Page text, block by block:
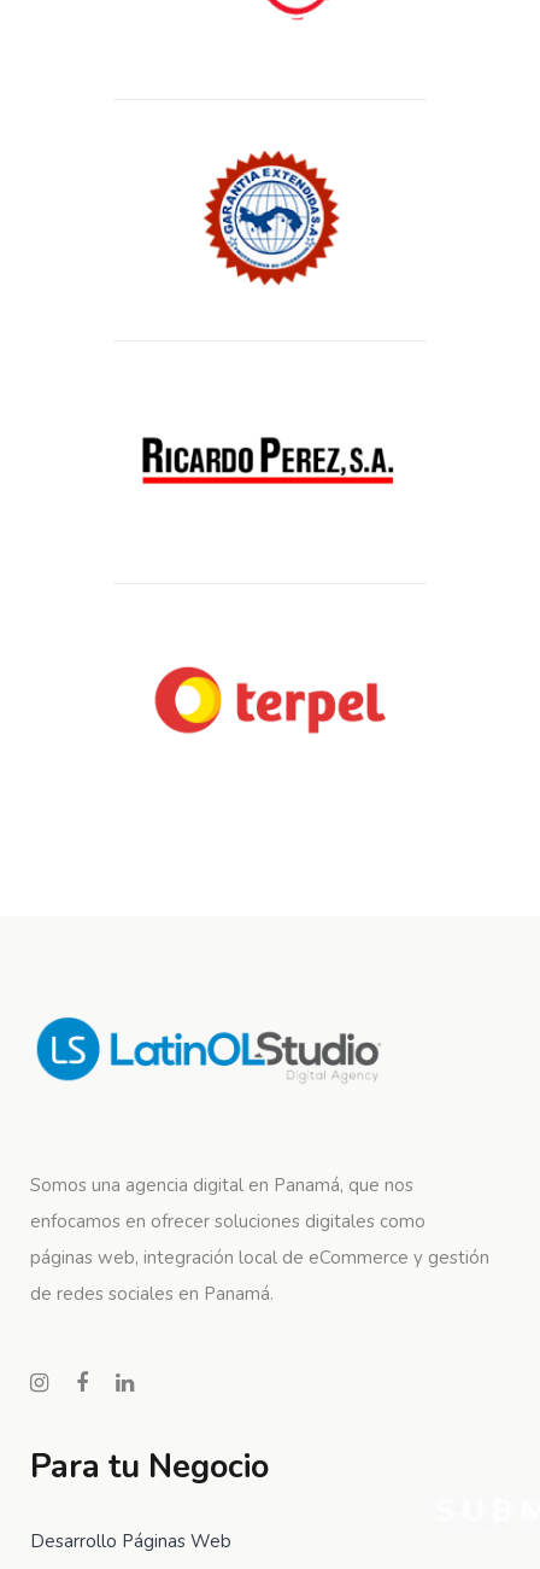
Somos una agencia digital en Panamá, que nos
enfocamos en ofrecer soluciones digitales como
páginas web, integración local de eCommerce y gestión
de redes sociales en Panamá.
Para tu Negocio
Desarrollo Páginas Web